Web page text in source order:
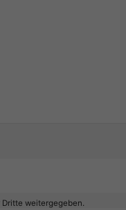
weitergegeben.